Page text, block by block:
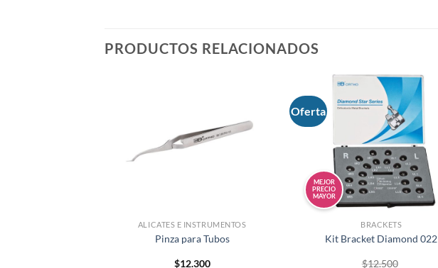
PRODUCTOS RELACIONADOS
ALICATES E INSTRUMENTOS
Pinza para Tubos
$12.300
Oferta
MEJOR
PRECIO
MAYOR
BRACKETS
Kit Bracket Diamond 022
$12.500